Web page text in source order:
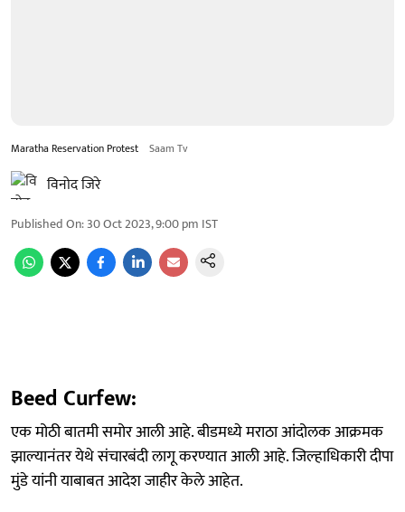
Maratha Reservation Protest Saam Tv
विनोद जिरे
Published On:30 Oct 2023, 9:00 pm IST
Beed Curfew:
एक मोठी बातमी समोर आली आहे. बीडमध्ये मराठा आंदोलक आक्रमक
झाल्यानंतर येथे संचारबंदी लागू करण्यात आली आहे. जिल्हाधिकारी दीपा
मुंडे यांनी याबाबत आदेश जाहीर केले आहेत.